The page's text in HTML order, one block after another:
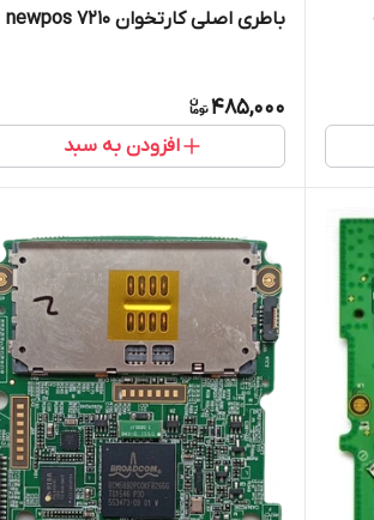
باطری اصلی کارتخوان newpos 7210
485,000
افزودن به سبد